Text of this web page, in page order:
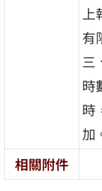
上
有
三
時
時
加
相關附件